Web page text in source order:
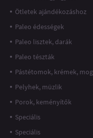
Ötletek ajándékozáshoz
Paleo édességek
Paleo lisztek, darák
Paleo tészták
Pástétomok, krémek,
Pelyhek, müzlik
Porok, keményítők
Speciális
Speciális